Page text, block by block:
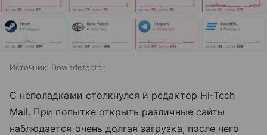
Источник: Downdetector
С неполадками столкнулся и редактор Hi-Tech
Mail. При попытке открыть различные сайты
наблюдается очень долгая загрузка, после чего